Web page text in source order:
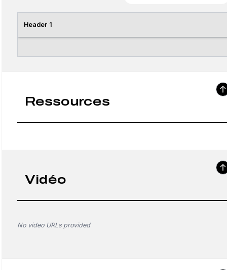
Header 1
Ressources
Vidéo
No video URLs provided